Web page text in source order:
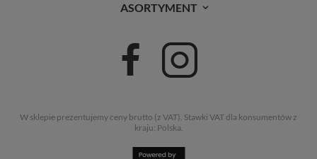
ASORTYMENT
W sklepie prezentujemy ceny brutto (z VAT). Stawki VAT dla konsumentów z
kraju: Polska.